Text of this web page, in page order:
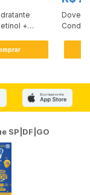
+
Dove
SP|DF|GO